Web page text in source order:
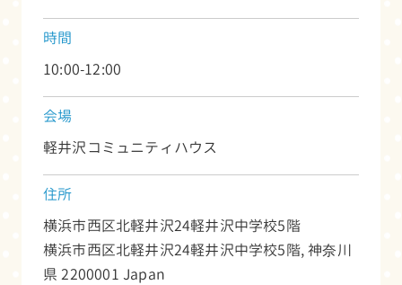
時間
10:00-12:00
会場
軽井沢コミュニティハウス
住所
横浜市西区北軽井沢24軽井沢中学校5階
横浜市西区北軽井沢24軽井沢中学校5階,神奈川
県 2200001 Japan